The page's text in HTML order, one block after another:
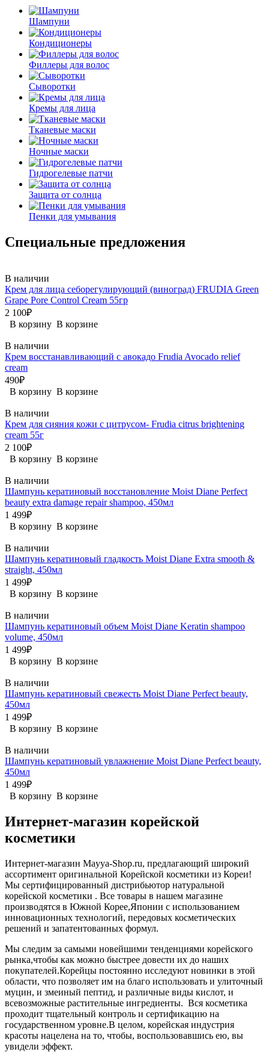
Шампуни
Кондиционеры
Филлеры для волос
Сыворотки
Кремы для лица
Тканевые маски
Ночные маски
Гидрогелевые патчи
Защита от солнца
Пенки для умывания
Специальные предложения
В наличии
Крем для лица себорегулирующий (виноград) FRUDIA Green
Grape Pore Control Cream 55гр
2 100₽
В корзину В корзине
В наличии
Крем восстанавливающий с авокадо Frudia Avocado relief
cream
490₽
В корзину В корзине
В наличии
Крем для сияния кожи с цитрусом- Frudia citrus brightening
cream 55г
2 100₽
В корзину В корзине
В наличии
Шампунь кератиновый восстановление Moist Diane Perfect
beauty extra damage repair shampoo, 450мл
1 499₽
В корзину В корзине
В наличии
Шампунь кератиновый гладкость Moist Diane Extra smooth &
straight, 450мл
1 499₽
В корзину В корзине
В наличии
Шампунь кератиновый объем Moist Diane Keratin shampoo
volume, 450мл
1 499₽
В корзину В корзине
В наличии
Шампунь кератиновый свежесть Moist Diane Perfect beauty,
450мл
1 499₽
В корзину В корзине
В наличии
Шампунь кератиновый увлажнение Moist Diane Perfect beauty,
450мл
1 499₽
В корзину В корзине
Интернет-магазин корейской
косметики
Интернет-магазин Mayya-Shop.ru, предлагающий широкий
ассортимент оригинальной Корейской косметики из Кореи!
Мы сертифицированный дистрибьютор натуральной
корейской косметики . Все товары в нашем магазине
производятся в Южной Корее,Японии с использованием
инновационных технологий, передовых косметических
решений и запатентованных формул.
Мы следим за самыми новейшими тенденциями корейского
рынка,чтобы как можно быстрее довести их до наших
покупателей.Корейцы постоянно исследуют новинки в этой
области, что позволяет им на благо использовать и улиточный
муцин, и змеиный пептид, и различные виды кислот, и
всевозможные растительные ингредиенты. Вся косметика
проходит тщательный контроль и сертификацию на
государственном уровне.В целом, корейская индустрия
красоты нацелена на то, чтобы, воспользовавшись ею, вы
увидели эффект.